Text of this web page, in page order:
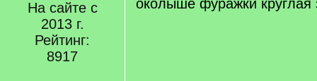
На сайте с
2013 г.
Рейтинг:
8917
околыше фуражки круглая